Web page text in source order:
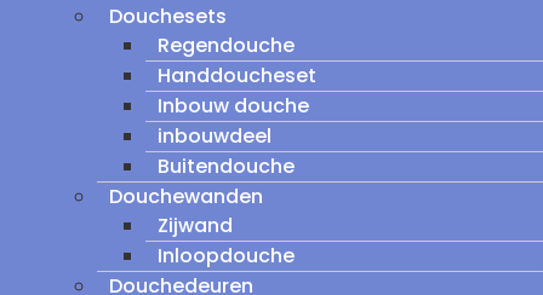
Douchesets
Regendouche
Handdoucheset
Inbouw douche
inbouwdeel
Buitendouche
Douchewanden
Zijwand
Inloopdouche
Douchedeuren